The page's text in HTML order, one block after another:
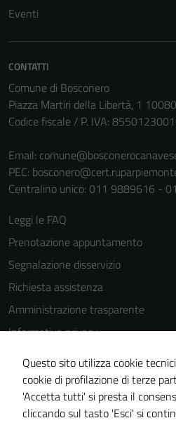
Eventi
CONTATTI
Comune di Bosconero
Piazza Martiri della Libertà, 1
Codice fiscale / P. IVA:
Email:
PEC:
Centralino unico: 011 9889616 -
Leggi le FAQ
Prenotazione appuntamento
Segnalazione disservizio
Richiesta assistenza
Amministrazione trasparente
Informativa privacy
Cookie Policy
Note legali
Dichiarazione di accessibilità
Piano di miglioramento del sito
Questo sito utilizza cookie
cookie di profilazione di terze
'Accetta tutti' si presta il
cliccando sul tasto 'Esci' si